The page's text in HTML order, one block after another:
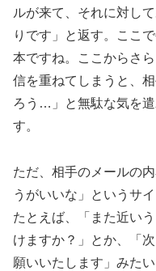
ルが来て、それに対し
りです」と返す。ここ
本ですね。ここからさ
信を重ねてしまうと、
ろう…」と無駄な気を
す。
ただ、相手のメールの
うがいいな」というサ
たとえば、「また近い
けますか？」とか、「
願いいたします」みた